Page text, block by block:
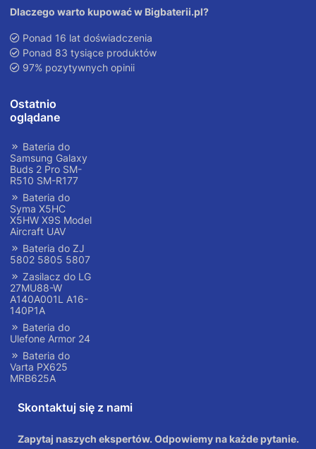
Dlaczego warto kupować w Bigbaterii.pl?
Ponad 16 lat doświadczenia
Ponad 83 tysiące produktów
97% pozytywnych opinii
Ostatnio
oglądane
Bateria do
Samsung Galaxy
Buds 2 Pro SM-
R510 SM-R177
Bateria do
Syma X5HC
X5HW X9S Model
Aircraft UAV
Bateria do ZJ
5802 5805 5807
Zasilacz do LG
27MU88-W
A140A001L A16-
140P1A
Bateria do
Ulefone Armor 24
Bateria do
Varta PX625
MRB625A
Skontaktuj się z nami
Zapytaj naszych ekspertów. Odpowiemy na każde pytanie.